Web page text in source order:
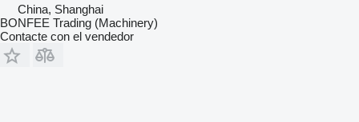
China, Shanghai
BONFEE Trading (Machinery)
Contacte con el vendedor